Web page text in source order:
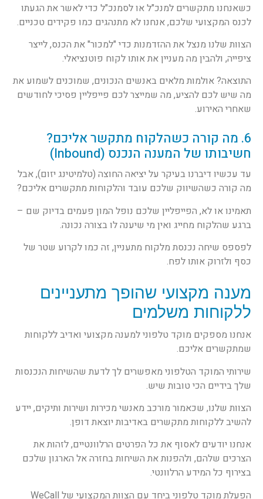
כשאנחנו מתקשרים למנכ"ל או לסמנכ"ל כדי לאשר את הגעתו
לכנס המקצועי שלכם, אנחנו לא מתנהגים כמו פקידים טכניים.
הצוות שלנו מנצל את ההזדמנות כדי "למכור" את הכנס, לייצר
ציפייה, ולהבין מה מעניין את אותו לקוח פוטנציאלי.
התוצאה? אולמות מלאים באנשים הנכונים, שמוכנים לשמוע את
מה שיש לכם להציע, מה שמייצר לכם פייפליין פסיכי לחודשים
שאחרי האירוע.
6. מה קורה כשהלקוח מתקשר אליכם?
חשיבותו של המענה הנכנס (Inbound)
עד עכשיו דיברנו בעיקר על יציאה החוצה (טלמיטינג יזום), אבל
מה קורה כשהשיווק שלכם עובד והלקוחות מתקשרים אליכם?
תאמינו או לא, הפייפליין שלכם נופל המון פעמים בדיוק שם –
ברגע שהלקוח מחייג ואין מי שיענה לו בצורה נכונה.
לפספס שיחה נכנסת מלקוח מתעניין, זה כמו לקרוע שטר של
כסף ולזרוק אותו לפח.
מענה מקצועי שהופך מתעניינים
ללקוחות משלמים
אנחנו מספקים מוקד טלפוני למענה מקצועי ואדיב ללקוחות
שמתקשרים אליכם.
שירותי המוקד הטלפוני מאפשרים לך לדעת שהשיחות הנכנסות
שלך בידיים הכי טובות שיש.
הצוות שלנו, שכאמור מורכב מאנשי מכירות ושירות ותיקים, יידע
להשיב ללקוחות מתקשרים באדיבות יוצאת דופן.
אנחנו יודעים לאסוף את כל הפרטים הרלוונטיים, לזהות את
הצרכים שלהם, ולהפנות את השיחות בחזרה אל הארגון שלכם
בצירוף כל המידע הרלוונטי.
הפעלת מוקד טלפוני ביחד עם הצוות המקצועי של WeCall